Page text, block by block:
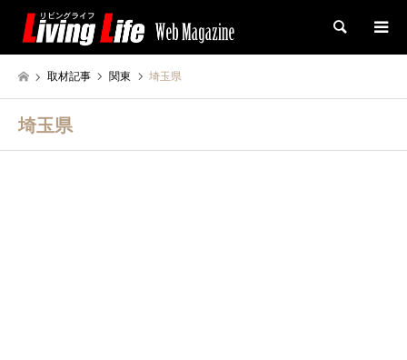
検索
取材記事 関東 埼玉県
埼玉県